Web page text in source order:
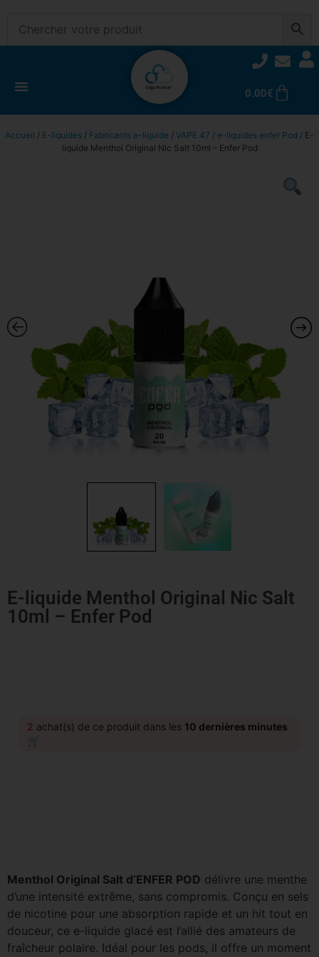
0.00€
Accueil / E-liquides / Fabricants e-liquide / VAPE 47 / e-liquides enfer Pod / E-
liquide Menthol Original Nic Salt 10ml – Enfer Pod
E-liquide Menthol Original Nic Salt
10ml – Enfer Pod
2 achat(s) de ce produit dans les 10 dernières minutes
🛒
Menthol Original Salt d’ENFER POD délivre une menthe
d’une intensité extrême, sans compromis. Conçu en sels
de nicotine pour une absorption rapide et un hit tout en
douceur, ce e-liquide glacé est l’allié des amateurs de
fraîcheur polaire. Idéal pour les pods, il offre un moment